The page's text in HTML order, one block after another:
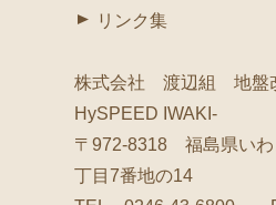
リンク集
株式会社 渡辺組 地盤
HySPEED IWAKI-
〒972-8318 福島県いわ
丁目7番地の14